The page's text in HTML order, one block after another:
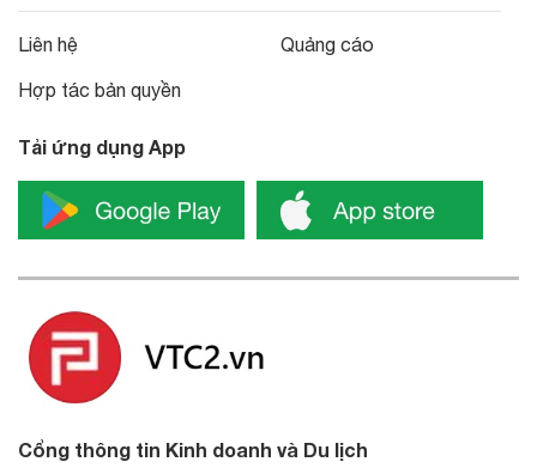
Liên hệ
Hợp tác bản quyền
Quảng cáo
Tải ứng dụng App
Cổng thông tin Kinh doanh và Du lịch